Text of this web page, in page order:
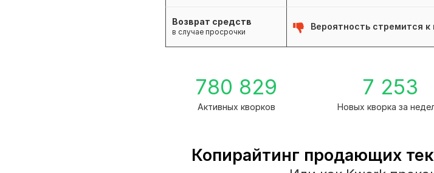
Возврат средств
в случае просрочки
Вероятность стремится к
780 829
Активных кворков
7 253
Новых кворка за
Копирайтинг продающих